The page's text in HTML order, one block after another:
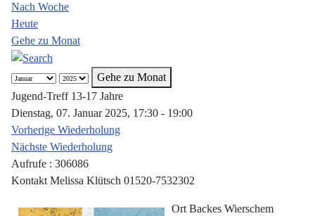
Nach Woche
Heute
Gehe zu Monat
Gehe zu Monat
Jugend-Treff 13-17 Jahre
Dienstag, 07. Januar 2025, 17:30 - 19:00
Vorherige Wiederholung
Nächste Wiederholung
Aufrufe : 306086
Kontakt Melissa Klütsch 01520-7532302
Ort Backes Wierschem